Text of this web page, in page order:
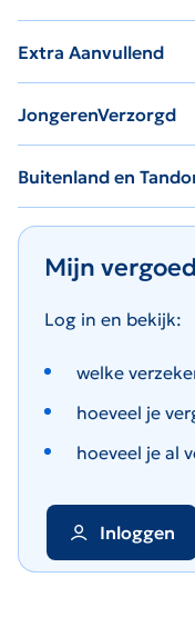
Extra Aanvullend
JongerenVerzorgd
Buitenland en
Mijn
Log in en bekijk:
welke
hoeveel je
hoeveel je al
Inloggen